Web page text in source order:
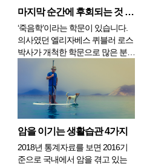
도 고기만 먹고는 살...
마지막 순간에 후회되는 것 3가지
‘죽음학’이라는 학문이 있습니다.
의사였던 엘리자베스 퀴블러 로스
박사가 개척한 학문으로 많은 분들
의 임종을 지켜보면서 만들어진 경
험적 학문입니다. 죽음학은 존엄성
을 지키기 위해서 말기에 이른 이
들의 생활과 심정이 어떻게 변하는
지 관찰하여 만들어졌습니다. 임종
에 가까워지면서 편안한 마음...
암을 이기는 생활습관 4가지
2018년 통계자료를 보면 2016기
준으로 국내에서 암을 겪고 있는